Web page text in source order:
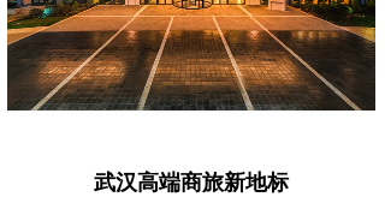
武汉高端商旅新地标